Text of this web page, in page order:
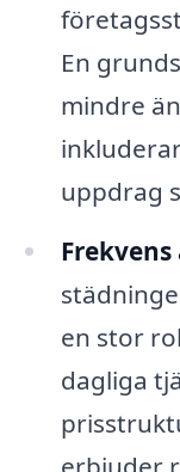
En
mindre
uppdrag
en stor
dagliga